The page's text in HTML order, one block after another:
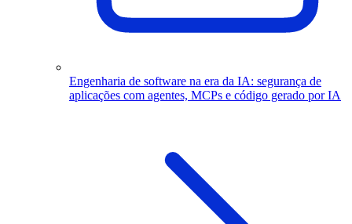
Engenharia de software na era da IA: segurança de
aplicações com agentes, MCPs e código gerado por IA